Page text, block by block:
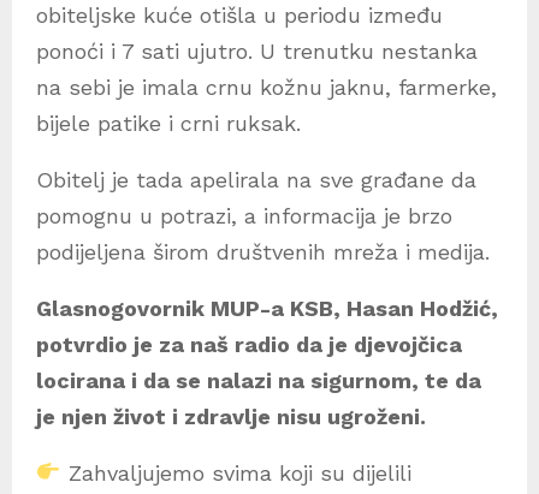
obiteljske kuće otišla u periodu između
ponoći i 7 sati ujutro. U trenutku nestanka
na sebi je imala crnu kožnu jaknu, farmerke,
bijele patike i crni ruksak.
Obitelj je tada apelirala na sve građane da
pomognu u potrazi, a informacija je brzo
podijeljena širom društvenih mreža i medija.
Glasnogovornik MUP-a KSB, Hasan Hodžić,
potvrdio je za naš radio da je djevojčica
locirana i da se nalazi na sigurnom, te da
je njen život i zdravlje nisu ugroženi.
Zahvaljujemo svima koji su dijelili